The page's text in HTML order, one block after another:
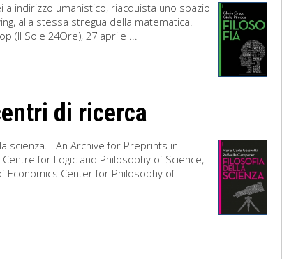
indirizzo umanistico, riacquista uno spazio
alla stessa stregua della matematica.
(Il Sole 24Ore), 27 aprile ...
di ricerca
scienza. An Archive for Preprints in
for Logic and Philosophy of Science,
Economics Center for Philosophy of